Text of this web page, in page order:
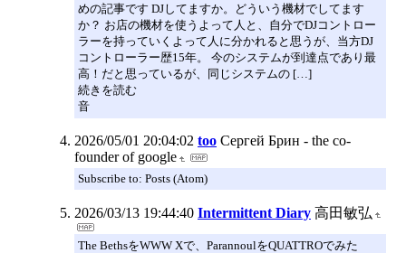
めの記事です DJしてますか。どういう機材でしてます
か？ お店の機材を使うよって人と、自分でDJコントロー
ラーを持っていくよって人に分かれると思うが、当方DJ
コントローラー歴15年。 今のシステムが到達点であり最
高！だと思っているが、同じシステムの […]
続きを読む
音
2026/05/01 20:04:02 too Сергей Брин - the co-
founder of google
Subscribe to: Posts (Atom)
2026/03/13 19:44:40 Intermittent Diary 高田敏弘
The BethsをWWW Xで、ParannoulをQUATTROでみた